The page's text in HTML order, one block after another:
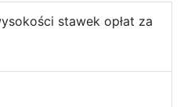
stawek opłat za